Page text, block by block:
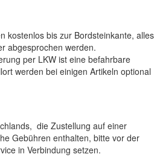
kostenlos bis zur Bordsteinkante, alles
abgesprochen werden.
per LKW ist eine befahrbare
werden bei einigen Artikeln optional
die Zustellung auf einer
Gebühren enthalten, bitte vor der
in Verbindung setzen.